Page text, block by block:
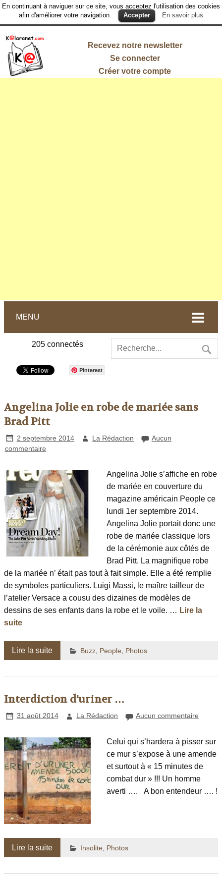
En continuant à naviguer sur ce site, vous acceptez l'utilisation des cookies
afin d'améliorer votre navigation.
Accepter En savoir plus
Recevez notre newsletter
Se connecter
Créer votre compte
MENU
205 connectés
Pinterest
Angelina Jolie en robe de mariée sans
Brad Pitt
2 septembre 2014 La Rédaction
Aucun
commentaire
Angelina Jolie s’affiche en robe
de mariée en couverture du
magazine américain People ce
lundi 1er septembre 2014.
Angelina Jolie portait donc une
robe de mariée classique lors
de la cérémonie aux côtés de
Brad Pitt. La magnifique robe
de la mariée n’ était pas tout à fait simple. Elle a été remplie
de symboles particuliers. Luigi Massi, le maître tailleur de
l’atelier Versace a cousu des dizaines de modèles de
dessins de ses enfants dans la robe et le voile. … Lire la
suite
Lire la suite Buzz, People Photos
Interdiction d’uriner …
31 août 2014 La Rédaction Aucun commentaire
Celui qui s’hardera à pisser sur
ce mur s’expose à une amende
et surtout à « 15 minutes de
combat dur » !!! Un homme
averti …. A bon entendeur …. !
Lire la suite Insolite Photos